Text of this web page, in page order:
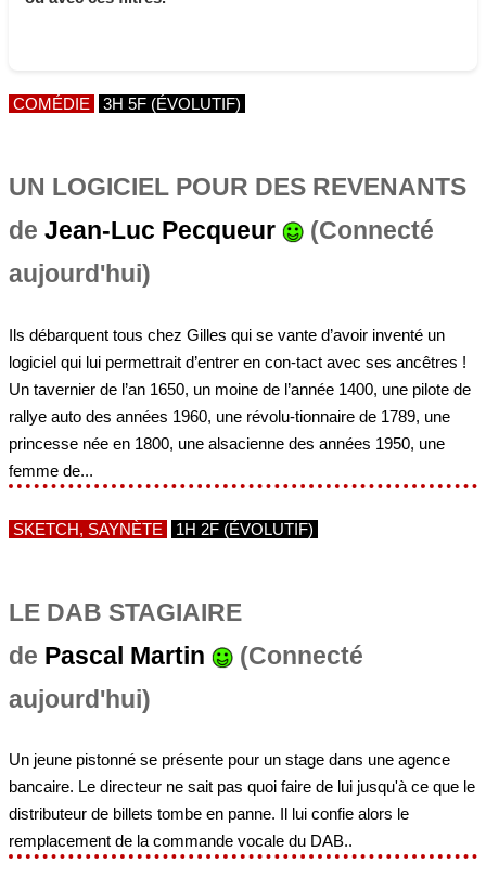
COMÉDIE 3H 5F (ÉVOLUTIF)
UN LOGICIEL POUR DES REVENANTS
de Jean-Luc Pecqueur
(Connecté
aujourd'hui)
Ils débarquent tous chez Gilles qui se vante d’avoir inventé un
logiciel qui lui permettrait d’entrer en con-tact avec ses ancêtres !
Un tavernier de l’an 1650, un moine de l’année 1400, une pilote de
rallye auto des années 1960, une révolu-tionnaire de 1789, une
princesse née en 1800, une alsacienne des années 1950, une
femme de...
SKETCH, SAYNÈTE 1H 2F (ÉVOLUTIF)
LE DAB STAGIAIRE
de Pascal Martin
(Connecté
aujourd'hui)
Un jeune pistonné se présente pour un stage dans une agence
bancaire. Le directeur ne sait pas quoi faire de lui jusqu'à ce que le
distributeur de billets tombe en panne. Il lui confie alors le
remplacement de la commande vocale du DAB..